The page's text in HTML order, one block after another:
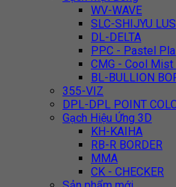
WV-WAVE
SLC-SHIJYU
DL-DELTA
PPC - Pastel
CMG - Cool Mist
BL-BULLION
355-VIZ
DPL-DPL POINT
Gạch Hiệu Ứng 3D
KH-KAIHA
RB-R BORDER
MMA
CK - CHECKER